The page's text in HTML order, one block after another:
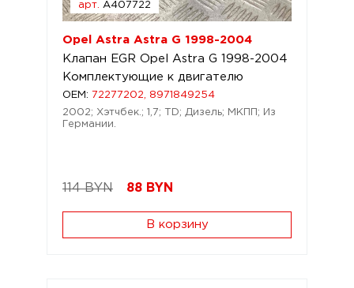
арт. A407722
Opel Astra Astra G 1998-2004
Клапан EGR Opel Astra G 1998-2004
Комплектующие к двигателю
OEM:
72277202, 8971849254
2002; Хэтчбек.; 1,7; TD; Дизель; МКПП; Из
Германии.
114 BYN 88 BYN
В корзину